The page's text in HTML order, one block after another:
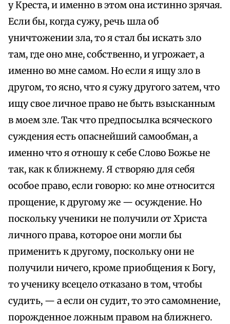
у Креста, и именно в этом она истинно зрячая.
Если бы, когда сужу, речь шла об
уничтожении зла, то я стал бы искать зло
там, где оно мне, собственно, и угрожает, а
именно во мне самом. Но если я ищу зло в
другом, то ясно, что я сужу другого затем, что
ищу свое личное право не быть взысканным
в моем зле. Так что предпосылка всяческого
суждения есть опаснейший самообман, а
именно что я отношу к себе Слово Божье не
так, как к ближнему. Я створяю для себя
особое право, если говорю: ко мне относится
прощение, к другому же — осуждение. Но
поскольку ученики не получили от Христа
личного права, которое они могли бы
применить к другому, поскольку они не
получили ничего, кроме приобщения к Богу,
то ученику всецело отказано в том, чтобы
судить, — а если он судит, то это самомнение,
порожденное ложным правом на ближнего.